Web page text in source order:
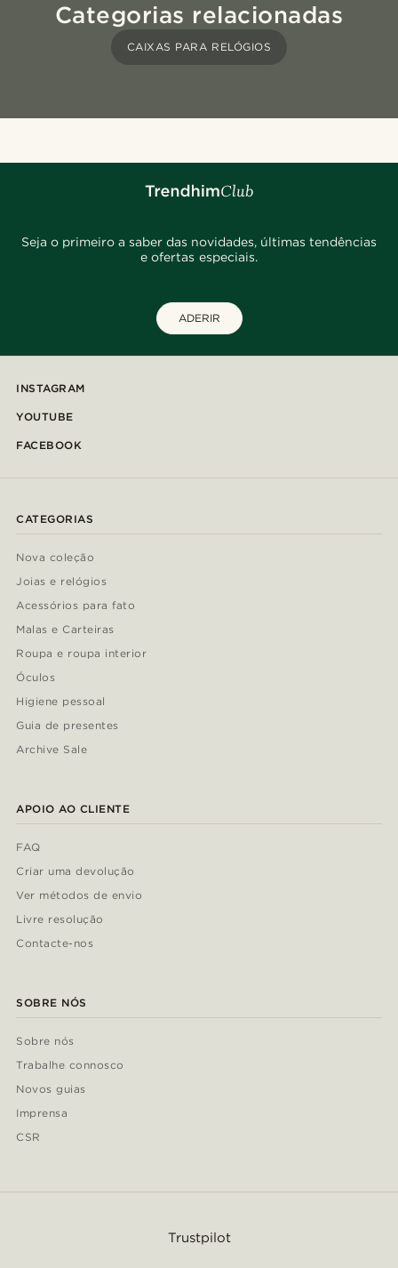
Categorias relacionadas
CAIXAS PARA RELÓGIOS
Seja o primeiro a saber das novidades, últimas tendências
e ofertas especiais.
ADERIR
INSTAGRAM
YOUTUBE
FACEBOOK
CATEGORIAS
Nova coleção
Joias e relógios
Acessórios para fato
Malas e Carteiras
Roupa e roupa interior
Óculos
Higiene pessoal
Guia de presentes
Archive Sale
APOIO AO CLIENTE
FAQ
Criar uma devolução
Ver métodos de envio
Livre resolução
Contacte-nos
SOBRE NÓS
Sobre nós
Trabalhe connosco
Novos guias
Imprensa
CSR
Trustpilot